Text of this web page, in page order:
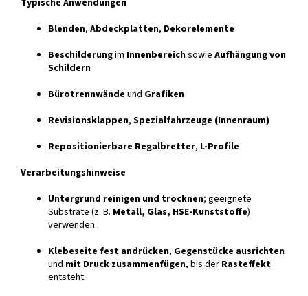
Typische Anwendungen
Blenden, Abdeckplatten, Dekorelemente
Beschilderungim Innenbereichsowie Aufhängung von
Schildern
Bürotrennwände und Grafiken
Revisionsklappen, Spezialfahrzeuge (Innenraum)
Repositionierbare Regalbretter, L-Profile
Verarbeitungshinweise
Untergrund reinigen und trocknen; geeignete
Substrate (z. B. Metall, Glas, HSE-Kunststoffe)
verwenden.
Klebeseite fest andrücken, Gegenstücke ausrichten
und mit Druck zusammenfügen, bis der Rasteffekt
entsteht.